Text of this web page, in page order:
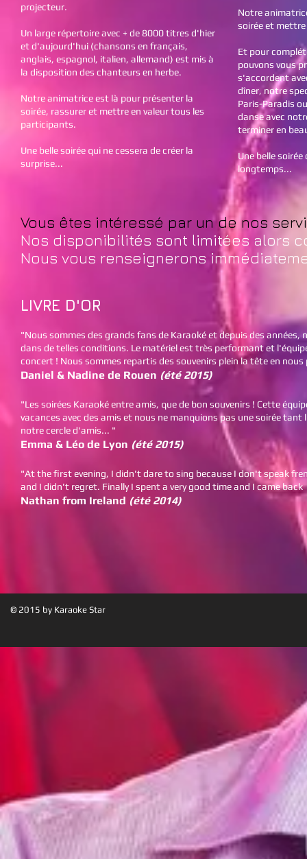
Vous êtes intéressé par un de nos
Nos disponibilités sont limitées alors
Nous vous renseignerons
Notre
soirée et
Et pour
pouvons vous
s'accordent
dîner, notre
Paris-Paradis
danse avec
terminer en
Une belle
longtemps...
projecteur.
Un large répertoire avec + de 8000 titres d'hier
et d'aujourd'hui (chansons en français,
anglais, espagnol, italien, allemand) est mis à
la disposition des chanteurs en herbe.
Notre animatrice est là pour présenter la
soirée, rassurer et mettre en valeur tous les
participants.
Une belle soirée qui ne cessera de créer la
surprise...
LIVRE D'OR
"Nous sommes des grands fans de Karaoké et depuis des
dans de telles conditions. Le matériel est très performant et
concert ! Nous sommes repartis des souvenirs plein la tête en
Daniel & Nadine de Rouen (été 2015)
"Les soirées Karaoké entre amis, que de bon souvenirs ! Cette
vacances avec des amis et nous ne manquions pas une soirée
notre cercle d'amis... "
Emma & Léo de Lyon (été 2015)
"At the first evening, I didn't dare to sing because I don't speak
and I didn't regret. Finally I spent a very good time and I came
Nathan from Ireland (été 2014)
© 2015 by Karaoke Star